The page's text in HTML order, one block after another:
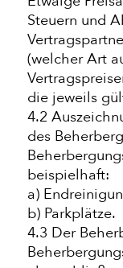
Steuern und
(welcher Art
die jeweils
4.2
des
beispielhaft:
a)
b) Parkplätze.
4.3 Der